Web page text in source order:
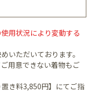
用状況により変動する
いただいております。
用意できない着物もご
き料3,850円】にてご指